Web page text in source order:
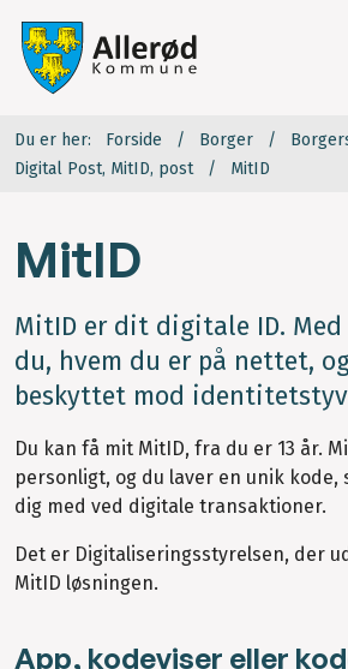
Du er her: Forside Borger
Digital Post, MitID, post
MitID
MitID
MitID er dit digitale ID.
du, hvem du er på nettet,
beskyttet mod
Du kan få mit MitID, fra du er 13 år.
personligt, og du laver en unik
dig med ved digitale transaktioner.
Det er Digitaliseringsstyrelsen, der
MitID løsningen.
App, kodeviser eller